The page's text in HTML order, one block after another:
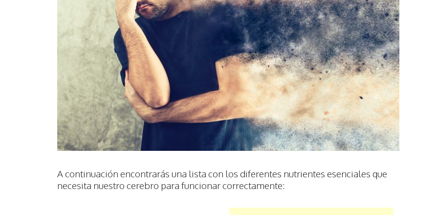
A continuación encontrarás una lista con los diferentes nutrientes esenciales que
necesita nuestro cerebro para funcionar correctamente: